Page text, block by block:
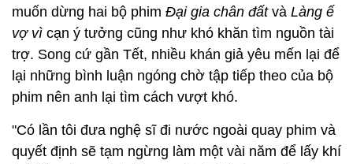
muốn dừng hai bộ phim Đại gia chân đấtvà Làng ế
vợ vì cạn ý tưởng cũng như khó khăn tìm nguồn tài
trợ. Song cứ gần Tết, nhiều khán giả yêu mến lại để
lại những bình luận ngóng chờ tập tiếp theo của bộ
phim nên anh lại tìm cách vượt khó.
"Có lần tôi đưa nghệ sĩ đi nước ngoài quay phim và
quyết định sẽ tạm ngừng làm một vài năm để lấy khí